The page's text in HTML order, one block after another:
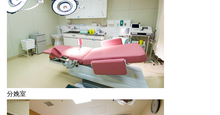
分娩室